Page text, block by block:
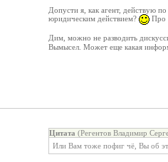
Допусти я, как агент, действую
юридическим действием?
Про
Дим, можно не разводить
Вымысел. Может еще какая
Цитата (Регентов Владимир
Или Вам тоже пофиг чё, Вы об